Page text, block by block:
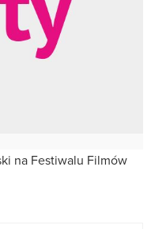
na Festiwalu Filmów